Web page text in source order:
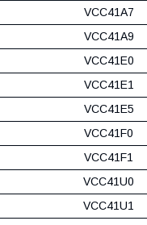
VCC41A7
VCC41A9
VCC41E0
VCC41E1
VCC41E5
VCC41F0
VCC41F1
VCC41U0
VCC41U1